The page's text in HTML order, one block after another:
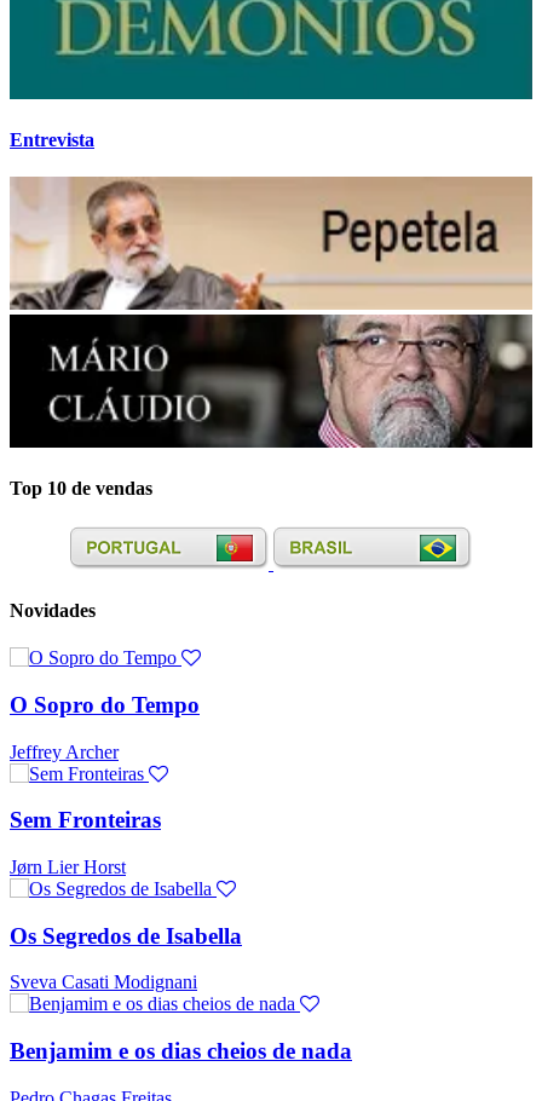
Entrevista
Top 10 de vendas
Novidades
O Sopro do Tempo
Jeffrey Archer
Sem Fronteiras
Jørn Lier Horst
Os Segredos de Isabella
Sveva Casati Modignani
Benjamim e os dias cheios de nada